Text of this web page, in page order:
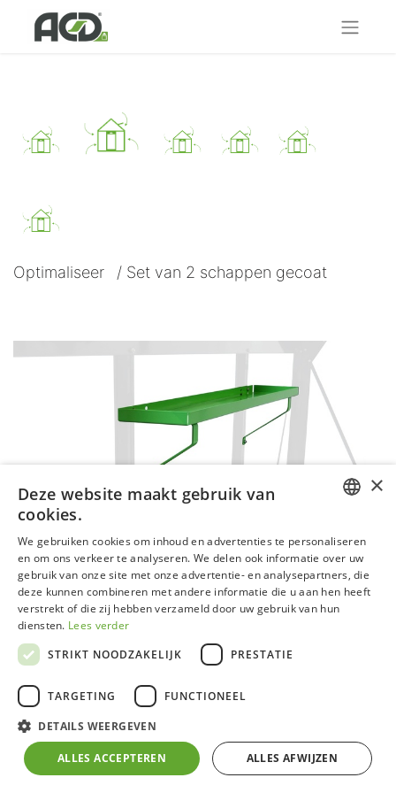
Optimaliseer / Set van 2 schappen gecoat
Set van 2 schappen gecoat
Ideaal om kleine planten, bloemen of werkmateriaal op
GERMAN
FRENCH
×
Deze website maakt gebruik van
cookies.
We gebruiken cookies om inhoud en advertenties te personaliseren
en om ons verkeer te analyseren. We delen ook informatie over uw
gebruik van onze site met onze advertentie- en analysepartners, die
deze kunnen combineren met andere informatie die u aan hen heeft
verstrekt of die zij hebben verzameld door uw gebruik van hun
diensten. Lees verder
STRIKT NOODZAKELIJK
PRESTATIE
TARGETING FUNCTIONEEL
DETAILS WEERGEVEN
ALLES ACCEPTEREN ALLES AFWIJZEN